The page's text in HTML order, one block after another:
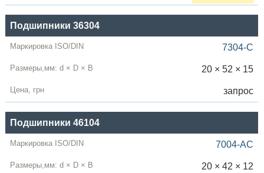
Подшипники 36304
7304-C
20 × 52 × 15
запрос
Подшипники 46104
7004-AC
20 × 42 × 12